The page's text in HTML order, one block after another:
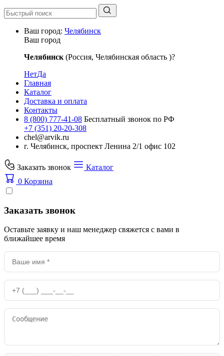
Ваш город: Челябинск
Ваш город
Челябинск (Россия, Челябинская область )?
НетДа
Главная
Каталог
Доставка и оплата
Контакты
8 (800) 777-41-08 Бесплатный звонок по РФ
+7 (351) 20-20-308
chel@arvik.ru
г. Челябинск, проспект Ленина 2/1 офис 102
Заказать звонок
Каталог
0 Корзина
Заказать звонок
Оставьте заявку и наш менеджер свяжется с вами в
ближайшее время